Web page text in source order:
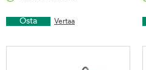
Osta Vertaa